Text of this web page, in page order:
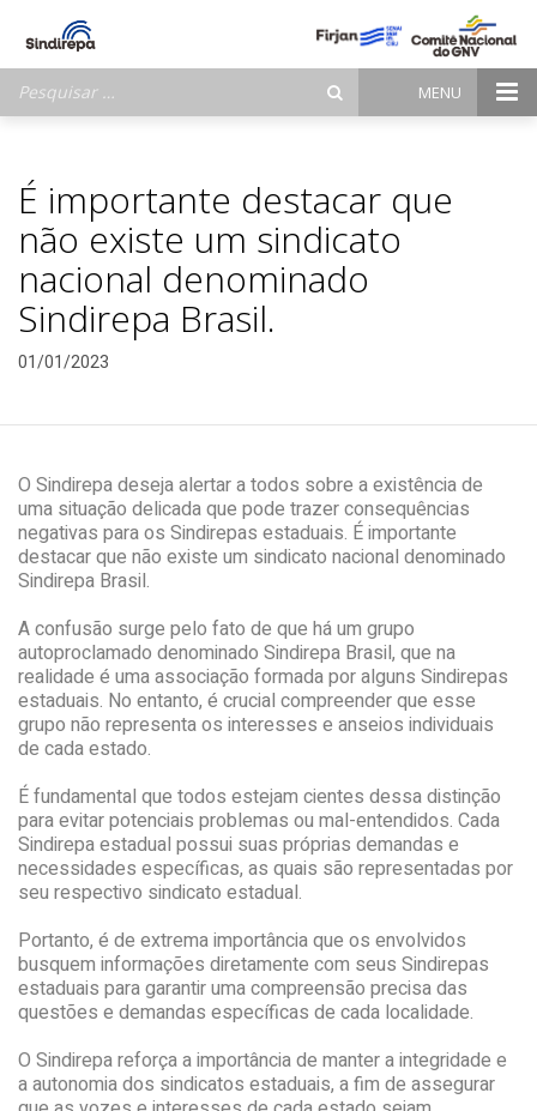
por:
MENU
É importante destacar que
não existe um sindicato
nacional denominado
Sindirepa Brasil.
01/01/2023
O Sindirepa deseja alertar a todos sobre a existência de
uma situação delicada que pode trazer consequências
negativas para os Sindirepas estaduais. É importante
destacar que não existe um sindicato nacional denominado
Sindirepa Brasil.
A confusão surge pelo fato de que há um grupo
autoproclamado denominado Sindirepa Brasil, que na
realidade é uma associação formada por alguns Sindirepas
estaduais. No entanto, é crucial compreender que esse
grupo não representa os interesses e anseios individuais
de cada estado.
É fundamental que todos estejam cientes dessa distinção
para evitar potenciais problemas ou mal-entendidos. Cada
Sindirepa estadual possui suas próprias demandas e
necessidades específicas, as quais são representadas por
seu respectivo sindicato estadual.
Portanto, é de extrema importância que os envolvidos
busquem informações diretamente com seus Sindirepas
estaduais para garantir uma compreensão precisa das
questões e demandas específicas de cada localidade.
O Sindirepa reforça a importância de manter a integridade e
a autonomia dos sindicatos estaduais, a fim de assegurar